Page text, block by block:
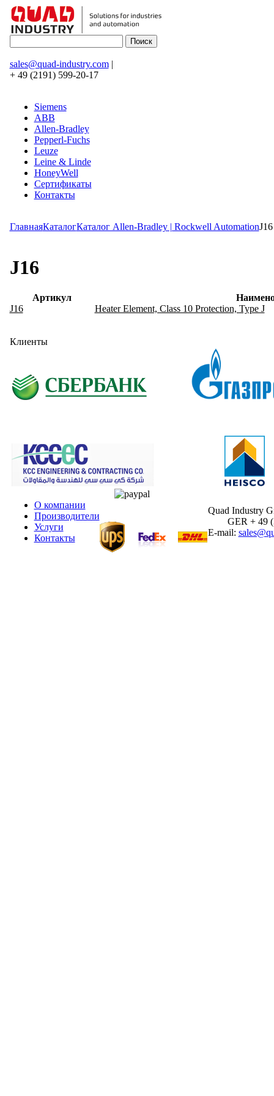
sales@quad-industry.com|
+ 49 (2191) 599-20-17
Siemens
ABB
Allen-Bradley
Pepperl-Fuchs
Leuze
Leine & Linde
HoneyWell
Сертификаты
Контакты
ГлавнаяКаталогКаталог Allen-Bradley | Rockwell AutomationJ16
J16
Артикул
J16
Heater Element, Class 10 Protection, Type J
Клиенты
О компании
Производители
Услуги
Контакты
Quad Industry
GER + 49
E-mail: